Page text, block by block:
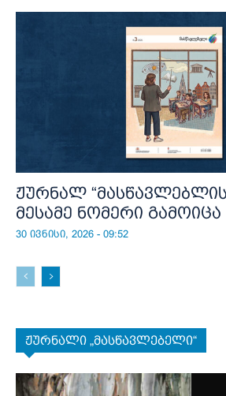
ჟურნალ
მესამე ნომერი გამოიცა
30 ივნისი, 2026 - 09:52
ჟურნალი „მასწავლებელი“